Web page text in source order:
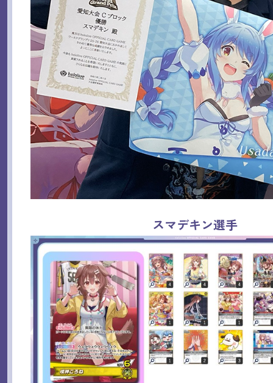
スマデキン選手